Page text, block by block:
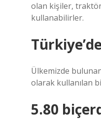
olan kişiler,
kullanabilirler.
Ülkemizde
olarak kullanılan
5.80